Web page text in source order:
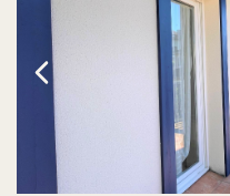
Biens vendus
Notre Agence
Contact